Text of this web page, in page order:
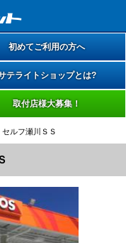
初めてご利用の方へ
テライトショップとは?
取付店様大募集！
ルフ瀬川ＳＳ